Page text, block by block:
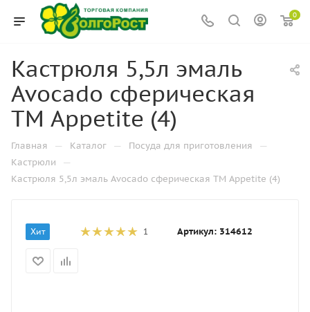
0
Кастрюля 5,5л эмаль
Avocado сферическая
ТМ Appetite (4)
Главная — Каталог — Посуда для приготовления —
Кастрюли —
Кастрюля 5,5л эмаль Avocado сферическая ТМ Appetite (4)
Хит 1 Артикул: 314612